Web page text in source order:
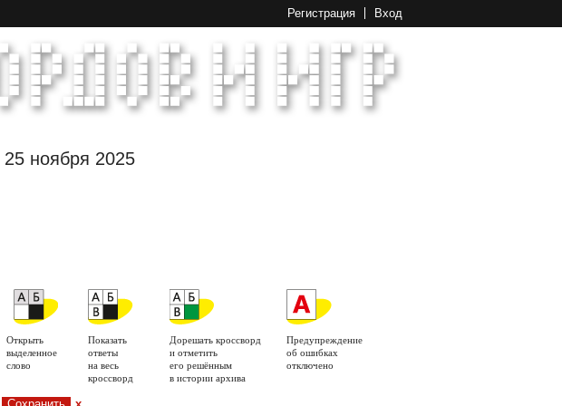
Регистрация Вход
25 ноября 2025
Открыть
выделенное
слово
Показать
ответы
на весь
кроссворд
Дорешать кроссворд
и отметить
его решённым
в истории архива
Предупреждение
об ошибках
отключено